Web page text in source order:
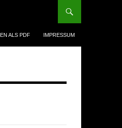
ALS PDF IMPRESSUM